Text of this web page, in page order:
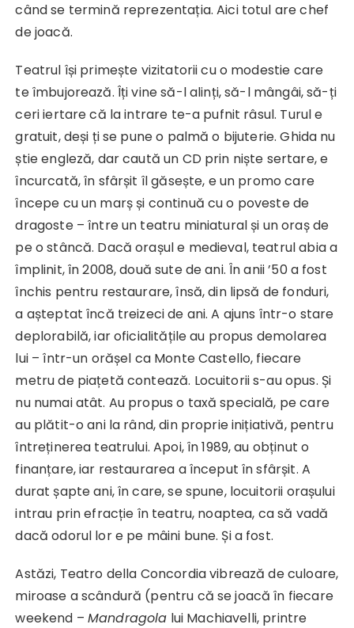
când se termină reprezentația. Aici totul are chef
de joacă.
Teatrul își primește vizitatorii cu o modestie care
te îmbujorează. Îți vine să-l alinți, să-l mângâi, să-ți
ceri iertare că la intrare te-a pufnit râsul. Turul e
gratuit, deși ți se pune o palmă o bijuterie. Ghida nu
știe engleză, dar caută un CD prin niște sertare, e
încurcată, în sfârșit îl găsește, e un promo care
începe cu un marș și continuă cu o poveste de
dragoste – între un teatru miniatural și un oraș de
pe o stâncă. Dacă orașul e medieval, teatrul abia a
împlinit, în 2008, două sute de ani. În anii ’50 a fost
închis pentru restaurare, însă, din lipsă de fonduri,
a așteptat încă treizeci de ani. A ajuns într-o stare
deplorabilă, iar oficialitățile au propus demolarea
lui – într-un orășel ca Monte Castello, fiecare
metru de piațetă contează. Locuitorii s-au opus. Și
nu numai atât. Au propus o taxă specială, pe care
au plătit-o ani la rând, din proprie inițiativă, pentru
întreținerea teatrului. Apoi, în 1989, au obținut o
finanțare, iar restaurarea a început în sfârșit. A
durat șapte ani, în care, se spune, locuitorii orașului
intrau prin efracție în teatru, noaptea, ca să vadă
dacă odorul lor e pe mâini bune. Și a fost.
Astăzi, Teatro della Concordia vibrează de culoare,
miroase a scândură (pentru că se joacă în fiecare
weekend – Mandragola lui Machiavelli, printre